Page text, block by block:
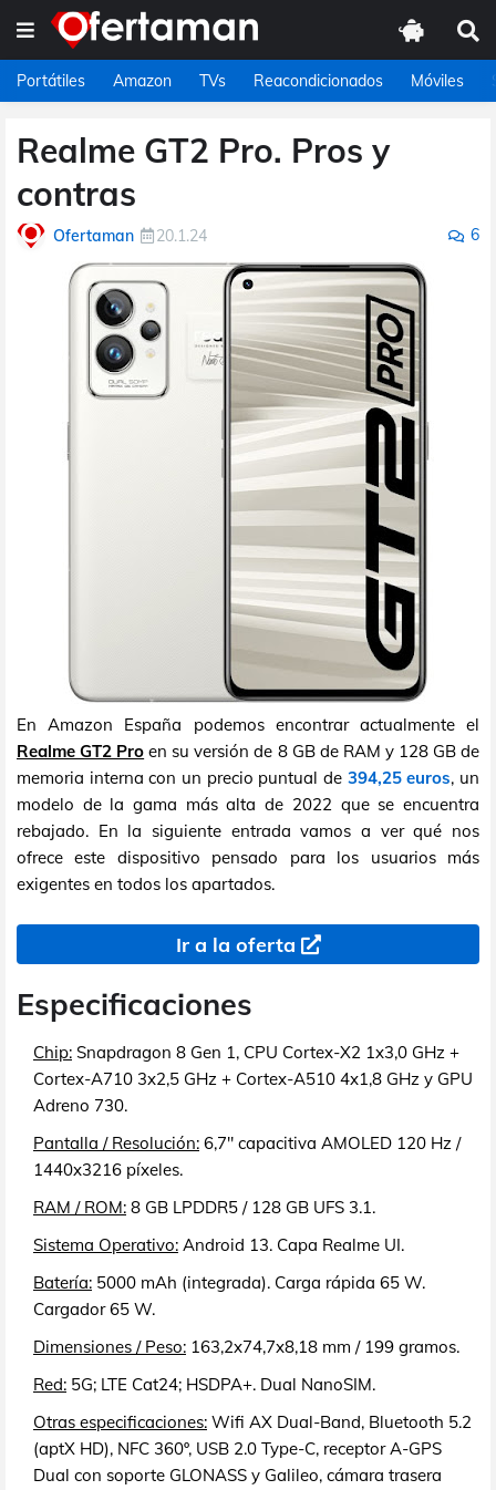
Portátiles Amazon TVs Reacondicionados Móviles
Realme GT2 Pro. Pros y
contras
Ofertaman 20.1.24 6
En Amazon España podemos encontrar actualmente el
Realme GT2 Pro en su versión de 8 GB de RAM y 128 GB de
memoria interna con un precio puntual de 394,25 euros, un
modelo de la gama más alta de 2022 que se encuentra
rebajado. En la siguiente entrada vamos a ver qué nos
ofrece este dispositivo pensado para los usuarios más
exigentes en todos los apartados.
Ir a la oferta
Especificaciones
Chip: Snapdragon 8 Gen 1, CPU Cortex-X2 1x3,0 GHz +
Cortex-A710 3x2,5 GHz + Cortex-A510 4x1,8 GHz y GPU
Adreno 730.
Pantalla / Resolución: 6,7" capacitiva AMOLED 120 Hz /
1440x3216 píxeles.
RAM / ROM: 8 GB LPDDR5 / 128 GB UFS 3.1.
Sistema Operativo: Android 13. Capa Realme UI.
Batería: 5000 mAh (integrada). Carga rápida 65 W.
Cargador 65 W.
Dimensiones / Peso: 163,2x74,7x8,18 mm / 199 gramos.
Red: 5G; LTE Cat24; HSDPA+. Dual NanoSIM.
Otras especificaciones: Wifi AX Dual-Band, Bluetooth 5.2
(aptX HD), NFC 360º, USB 2.0 Type-C, receptor A-GPS
Dual con soporte GLONASS y Galileo, cámara trasera